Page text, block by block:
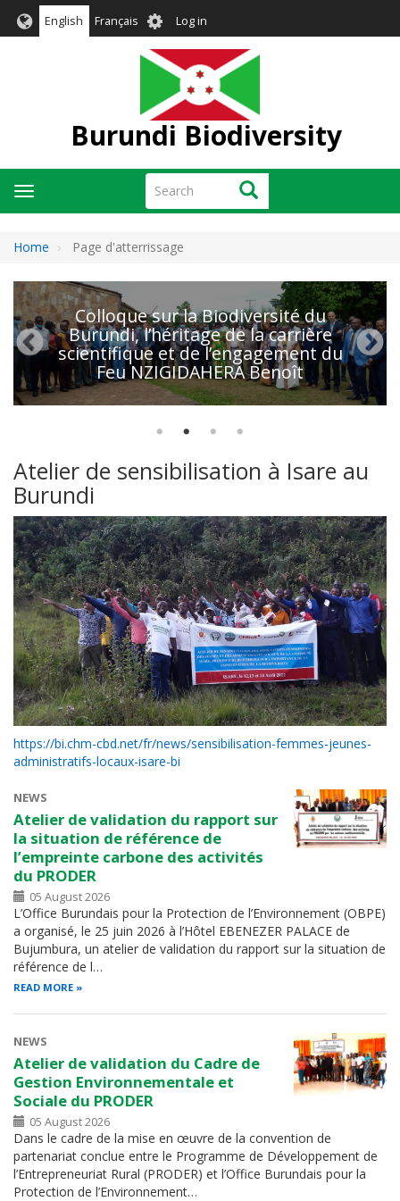
English Français User
account
menu
Log in
Burundi Biodiversity
Search Search
Toggle
navigation
Home Page d'atterrissage
Colloque sur la Biodiversité du
Burundi, l’héritage de la carrière
scientifique et de l’engagement du
Feu NZIGIDAHERA Benoît
Atelier de sensibilisation à Isare au
Burundi
https://bi.chm-cbd.net/fr/news/sensibilisation-femmes-jeunes-
administratifs-locaux-isare-bi
NEWS
Atelier de validation du rapport sur
la situation de référence de
l’empreinte carbone des activités
du PRODER
05 August 2026
L’Office Burundais pour la Protection de l’Environnement (OBPE)
a organisé, le 25 juin 2026 à l’Hôtel EBENEZER PALACE de
Bujumbura, un atelier de validation du rapport sur la situation de
référence de l…
READ MORE
NEWS
Atelier de validation du Cadre de
Gestion Environnementale et
Sociale du PRODER
05 August 2026
Dans le cadre de la mise en œuvre de la convention de
partenariat conclue entre le Programme de Développement de
l’Entrepreneuriat Rural (PRODER) et l’Office Burundais pour la
Protection de l’Environnement…